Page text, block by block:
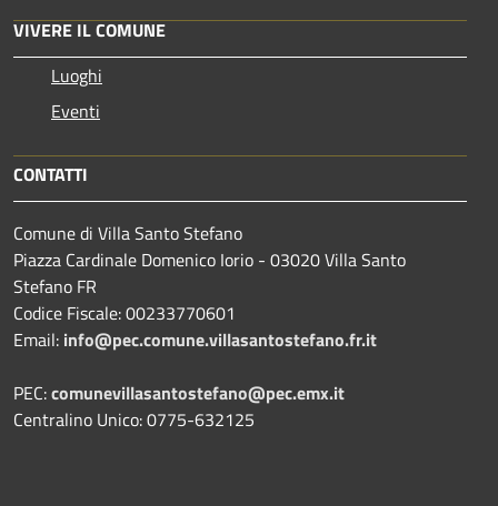
VIVERE IL COMUNE
Luoghi
Eventi
CONTATTI
Comune di Villa Santo Stefano
Piazza Cardinale Domenico Iorio - 03020 Villa Santo
Stefano FR
Codice Fiscale: 00233770601
Email: info@pec.comune.villasantostefano.fr.it
PEC:comunevillasantostefano@pec.emx.it
Centralino Unico: 0775-632125